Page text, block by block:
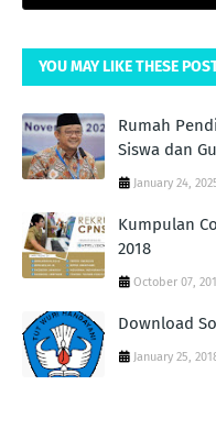
YOU MAY LIKE THESE
Rumah
Siswa dan
January 24,
Kumpulan
2018
October 07,
Download
January 25,